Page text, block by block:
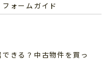
ォームガイド
きる？中古物件を買っ